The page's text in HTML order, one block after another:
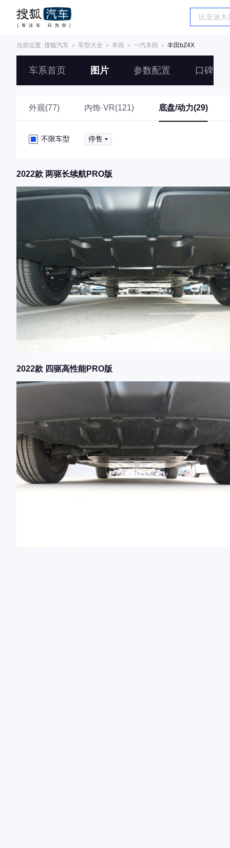
当前位置: 搜狐汽车 ＞ 车型大全 ＞ 丰田 ＞ 一汽丰田 ＞ 丰田bZ4X
车系首页 图片 参数配置 口碑
外观(77) 内饰·VR(121) 底盘/动力(29)
不限车型 停售
2022款 两驱长续航PRO版
2022款 四驱高性能PRO版